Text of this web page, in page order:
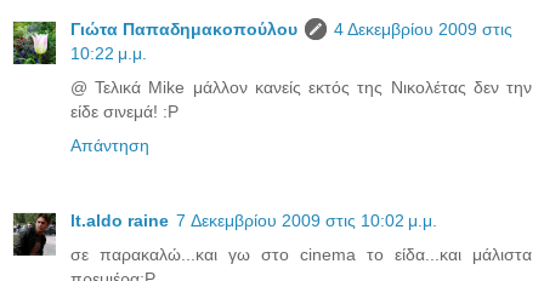
Γιώτα Παπαδημακοπούλου
4 Δεκεμβρίου 2009 στις
10:22 μ.μ.
@ Τελικά Mike μάλλον κανείς εκτός της Νικολέτας δεν την
είδε σινεμά! :P
Απάντηση
lt.aldo raine 7 Δεκεμβρίου 2009 στις 10:02 μ.μ.
σε παρακαλώ...και γω στο cinema το είδα...και μάλιστα